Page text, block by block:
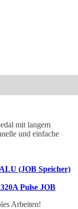
mit langem
und einfache
(JOB Speicher)
Pulse JOB
Arbeiten!